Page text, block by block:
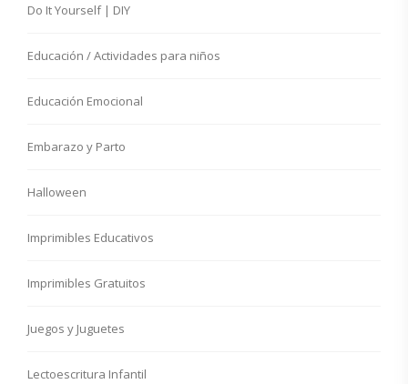
Do It Yourself | DIY
Educación / Actividades para niños
Educación Emocional
Embarazo y Parto
Halloween
Imprimibles Educativos
Imprimibles Gratuitos
Juegos y Juguetes
Lectoescritura Infantil